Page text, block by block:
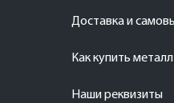
Доставка и
Как купить металл
Наши реквизиты